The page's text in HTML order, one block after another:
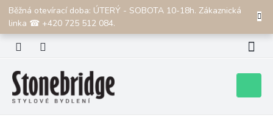
Přejít
obsah
Běžná otevírací doba: ÚTERÝ - SOBOTA 10-18h. Zákaznická
linka ☎ +420 725 512 084.
CZK
košík